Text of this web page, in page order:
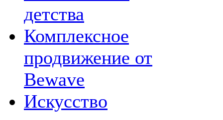
детства
Комплексное
продвижение от
Bewave
Искусство